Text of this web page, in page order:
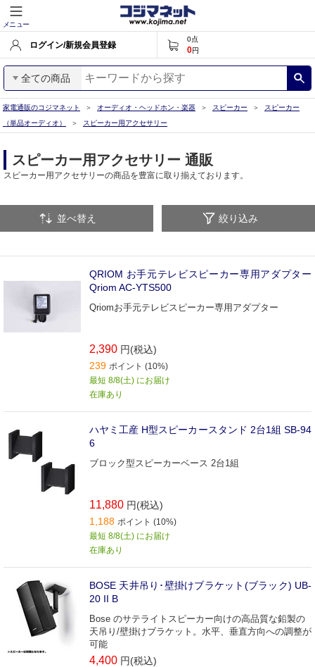
メニュー
ログイン/新規会員登録
0点
0円
全ての商品
家電通販のコジマネット オーディオ・ヘッドホン・楽器 スピーカー
スピーカー
（単品オーディオ）
スピーカー用アクセサリー
スピーカー用アクセサリー 通販
スピーカー用アクセサリーの商品を豊富に取り揃えております。
並べ替え 絞り込み
QRIOM お手元テレビスピーカー専用アダプター
Qriom AC-YTS500
Qriomお手元テレビスピーカー専用アダプター
2,390 円(税込)
239 ポイント (10%)
最短 8/8(土) にお届け
在庫あり
ハヤミ工産 H型スピーカースタンド 2台1組 SB-94
6
ブロック型スピーカーベース 2台1組
11,880 円(税込)
1,188 ポイント (10%)
最短 8/8(土) にお届け
在庫あり
BOSE 天井吊り･壁掛けブラケット(ブラック) UB-
20 II B
Bose のサテライトスピーカー向けの高品質な鉛製の
天吊り/壁掛けブラケット。水平、垂直方向への調整が
可能
4,400 円(税込)